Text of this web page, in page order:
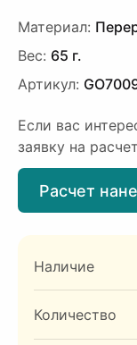
Материал:
Вес: 65 г.
Артикул:
Если вас
заявку на расчет
Расчет
Наличие
Количество